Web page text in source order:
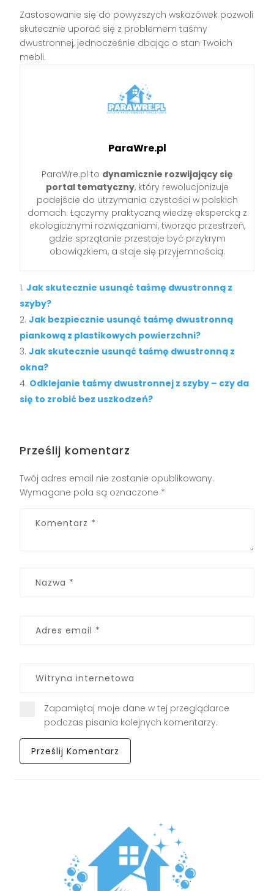
Zastosowanie się do powyższych wskazówek pozwoli
skutecznie uporać się z problemem taśmy
dwustronnej, jednocześnie dbając o stan Twoich
mebli.
ParaWre.pl
ParaWre.pl to dynamicznie rozwijający się
portal tematyczny, który rewolucjonizuje
podejście do utrzymania czystości w polskich
domach. Łączymy praktyczną wiedzę ekspercką z
ekologicznymi rozwiązaniami, tworząc przestrzeń,
gdzie sprzątanie przestaje być przykrym
obowiązkiem, a staje się przyjemnością.
Jak skutecznie usunąć taśmę dwustronną z
szyby?
Jak bezpiecznie usunąć taśmę dwustronną
piankową z plastikowych powierzchni?
Jak skutecznie usunąć taśmę dwustronną z
okna?
Odklejanie taśmy dwustronnej z szyby – czy da
się to zrobić bez uszkodzeń?
Prześlij komentarz
Twój adres email nie zostanie opublikowany.
Wymagane pola są oznaczone *
Zapamiętaj moje dane w tej przeglądarce
podczas pisania kolejnych komentarzy.